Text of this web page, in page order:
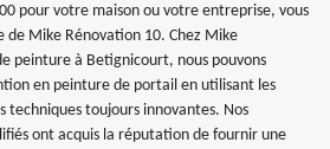
pour votre maison ou votre entreprise, vous
de Mike Rénovation 10. Chez Mike
peinture à Betignicourt, nous pouvons
en peinture de portail en utilisant les
techniques toujours innovantes. Nos
ont acquis la réputation de fournir une